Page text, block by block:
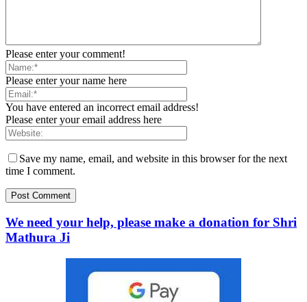
Please enter your comment!
Please enter your name here
You have entered an incorrect email address!
Please enter your email address here
Save my name, email, and website in this browser for the next
time I comment.
We need your help, please make a donation for Shri
Mathura Ji